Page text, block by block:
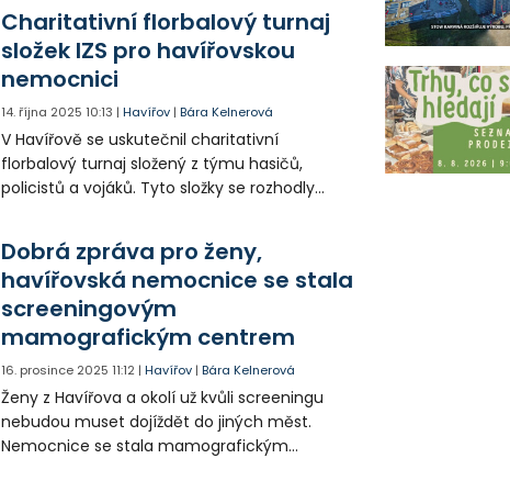
Charitativní florbalový turnaj
složek IZS pro havířovskou
nemocnici
14. října 2025 10:13 |Havířov |Bára Kelnerová
V Havířově se uskutečnil charitativní
florbalový turnaj složený z týmu hasičů,
policistů a vojáků. Tyto složky se rozhodly
Dobrá zpráva pro ženy,
havířovská nemocnice se stala
screeningovým
mamografickým centrem
16. prosince 2025 11:12 |Havířov |Bára Kelnerová
Ženy z Havířova a okolí už kvůli screeningu
nebudou muset dojíždět do jiných měst.
Nemocnice se stala mamografickým